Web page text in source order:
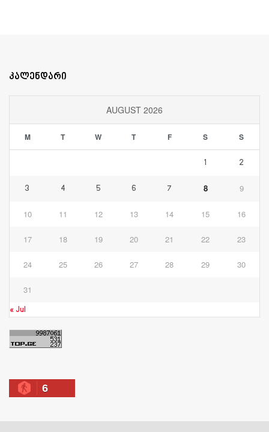
კალენდარი
AUGUST 2026
M T W T F S S
1 2
3 4 5 6 7 8 9
10 11 12 13 14 15 16
17 18 19 20 21 22 23
24 25 26 27 28 29 30
31
« Jul
6